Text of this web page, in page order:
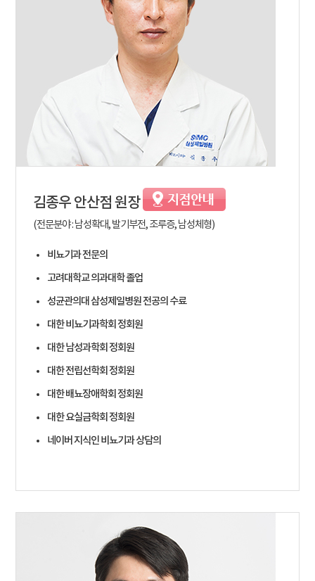
김종우 안산점 원장
(전문분야 : 남성확대, 발기부전, 조루증, 남성체형)
비뇨기과 전문의
고려대학교 의과대학 졸업
성균관의대 삼성제일병원 전공의 수료
대한 비뇨기과학회 정회원
대한 남성과학회 정회원
대한 전립선학회 정회원
대한 배뇨장애학회 정회원
대한 요실금학회 정회원
네이버 지식인 비뇨기과 상담의